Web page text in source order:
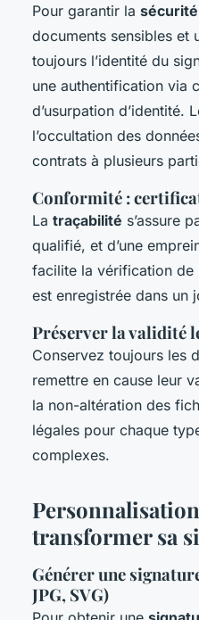
Pour garantir la
documents sensibles et
toujours l’identité du
une authentification via
d’usurpation d’identité.
l’occultation des
contrats à plusieurs
Conformité :
La traçabilité s’assure
qualifié, et d’une
facilite la vérification de
est enregistrée dans un
Préserver la validité
Conservez toujours les
remettre en cause leur
la non-altération des
légales pour chaque
complexes.
transformer sa
Générer une
JPG, SVG)